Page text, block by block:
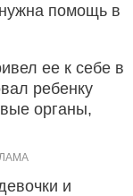
нужна помощь в
ее к себе в
ребенку
органы,
и